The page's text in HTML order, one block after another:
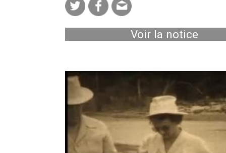
Voir la notice